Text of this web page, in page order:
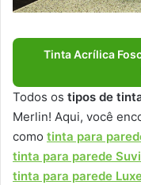
Tinta Acrílica
Todos os tipos de
Merlin! Aqui, você
como tinta para
tinta para parede
tinta para parede